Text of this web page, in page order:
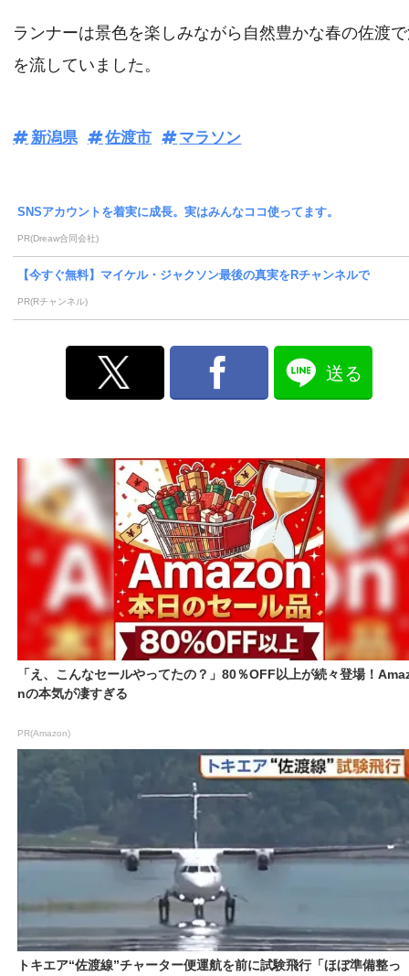
ランナーは景色を楽しみながら自然豊かな春の佐渡
を流していました。
新潟県 佐渡市 マラソン
SNSアカウントを着実に成長。実はみんなココ使ってます。
PR(Dreaw合同会社)
【今すぐ無料】マイケル・ジャクソン最後の真実をRチャンネルで
PR(Rチャンネル)
送る
「え、こんなセールやってたの？」80％OFF以上が続々登場！
nの本気が凄すぎる
PR(Amazon)
トキエア“佐渡線”チャーター便運航を前に試験飛行「ほぼ準備整っ